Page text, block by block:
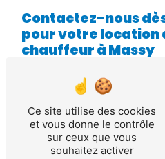
Contactez-nous
pour votre location
chauffeur à Massy
N'attendez plus pour
avec chauffeur à Massy
Caudron Frères.
pour obtenir un devis
votre transport en toute
équipe professionnelle
Ce site utilise des cookies
et vous donne le contrôle
sur ceux que vous
souhaitez activer